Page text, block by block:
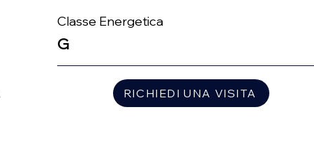
Classe Energetica
G
RICHIEDI UNA VISITA